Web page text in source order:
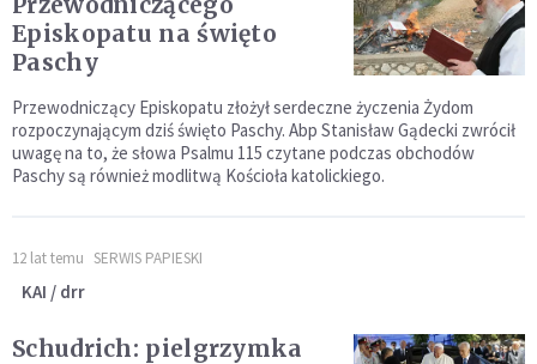
Episkopatu na święto
Paschy
Przewodniczący Episkopatu złożył serdeczne życzenia Żydom
rozpoczynającym dziś święto Paschy. Abp Stanisław Gądecki zwrócił
uwagę na to, że słowa Psalmu 115 czytane podczas obchodów
Paschy są również modlitwą Kościoła katolickiego.
12 lat temu SERWIS PAPIESKI
KAI / drr
Schudrich: pielgrzymka